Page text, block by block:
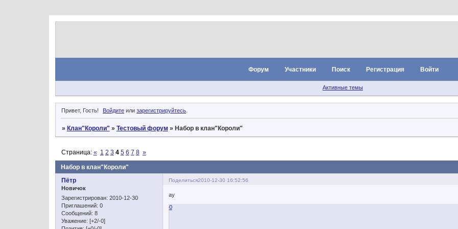
Форум Участники Поиск Регистрация Войти
Активные темы
Привет, Гость! Войдите илизарегистрируйтесь.
» Клан"Короли" » Тестовый форум » Набор в клан"Короли"
Набор в клан"Короли"
Страница: « 1 2 3 4 5 6 7 8 »
Поделиться2010-12-30 16:52:56
Пётр
Новичок
Зарегистрирован: 2010-12-30
Приглашений: 0
Сообщений: 8
Уважение: [+2/-0]
ау
0